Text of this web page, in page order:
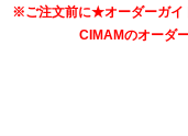
※ご注文前に★オーダーガイ
CIMAMのオーダ